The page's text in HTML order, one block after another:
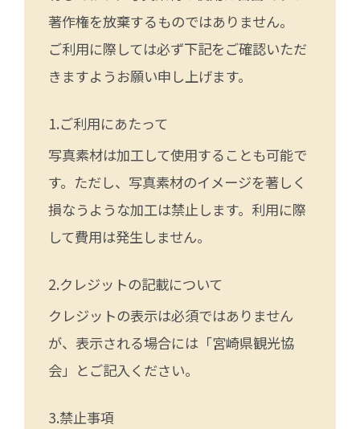
著作権を放棄するものではありません。
ご利用に際しては必ず下記をご確認いただ
きますようお願い申し上げます。
ご利用にあたって
写真素材は加工して使用することも可能で
す。ただし、写真素材のイメージを著しく
損なうような加工は禁止します。利用に際
して費用は発生しません。
クレジットの記載について
クレジットの表示は必須ではありません
が、表示される場合には「宮崎県観光協
会」とご記入ください。
禁止事項